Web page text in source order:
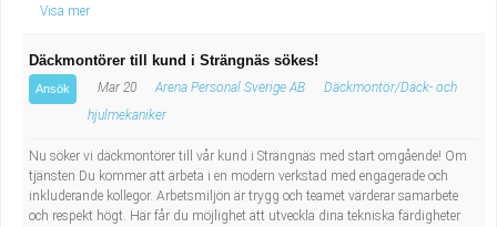
Visa mer
Däckmontörer till kund i Strängnäs sökes!
Ansök Mar 20 Arena Personal Sverige AB
Däckmontör/Däck- och
hjulmekaniker
Nu söker vi däckmontörer till vår kund i Strängnäs med start omgående! Om
tjänsten Du kommer att arbeta i en modern verkstad med engagerade och
inkluderande kollegor. Arbetsmiljön är trygg och teamet värderar samarbete
och respekt högt. Här får du möjlighet att utveckla dina tekniska färdigheter